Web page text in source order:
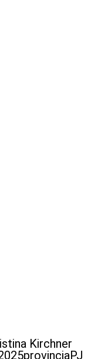
Kirchner
provinciaPJ